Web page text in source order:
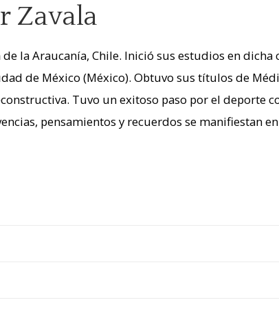
Zavala
la Araucanía, Chile. Inició sus estudios en
de México (México). Obtuvo sus títulos de
Tuvo un exitoso paso por el deporte
pensamientos y recuerdos se manifiestan